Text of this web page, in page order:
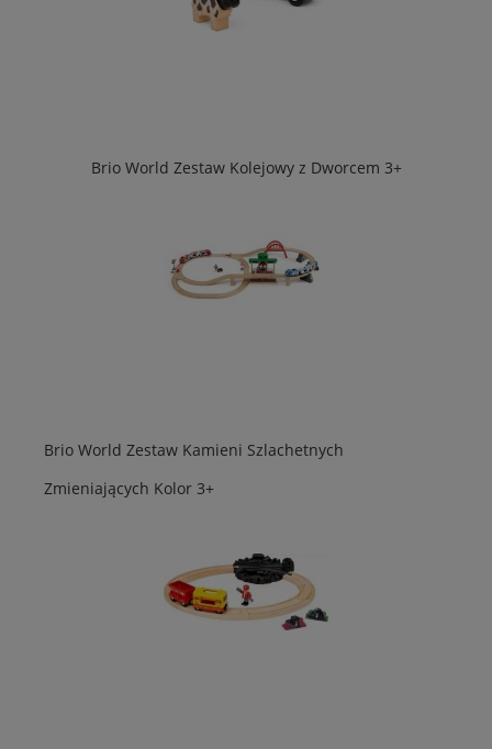
Brio World Zestaw Kolejowy z Dworcem 3+
Brio World Zestaw Kamieni Szlachetnych
Zmieniających Kolor 3+